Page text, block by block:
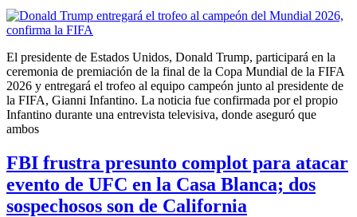
El presidente de Estados Unidos, Donald Trump, participará en la
ceremonia de premiación de la final de la Copa Mundial de la FIFA
2026 y entregará el trofeo al equipo campeón junto al presidente de
la FIFA, Gianni Infantino. La noticia fue confirmada por el propio
Infantino durante una entrevista televisiva, donde aseguró que
ambos
FBI frustra presunto complot para atacar
evento de UFC en la Casa Blanca; dos
sospechosos son de California